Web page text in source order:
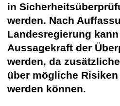
in
werden. Nach
Landesregierung
Aussagekraft der
werden, da
über mögliche
werden können.